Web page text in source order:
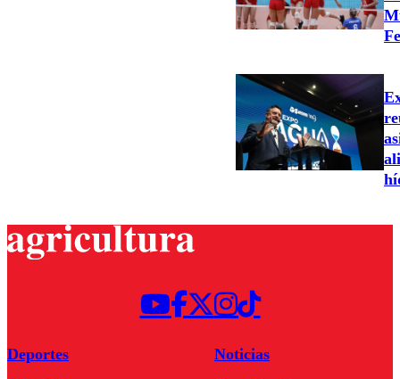
Deportes
Noticias